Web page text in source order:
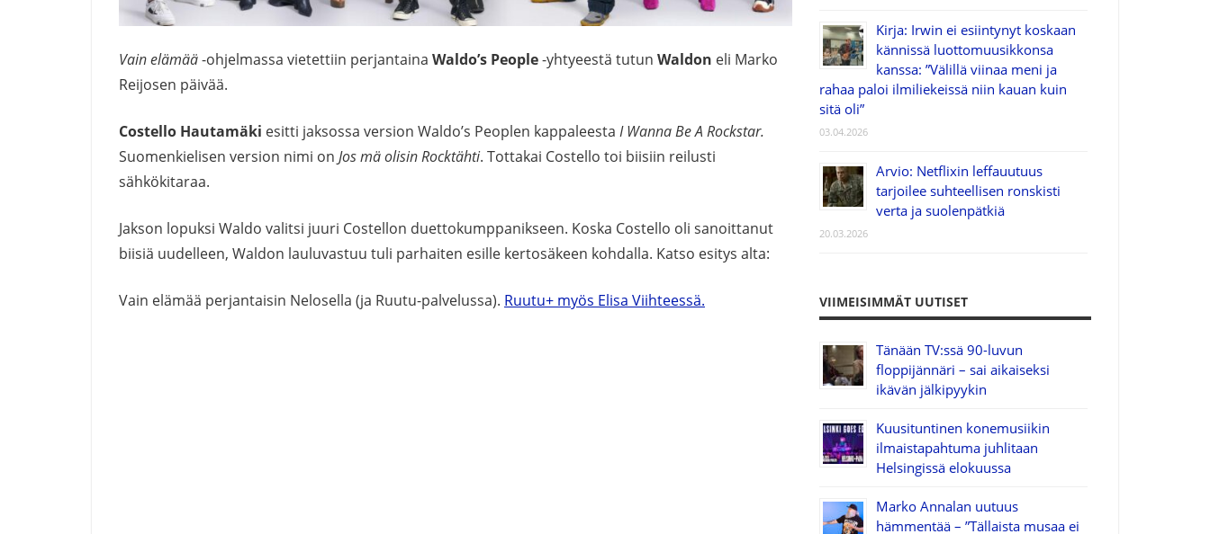
Vain elämää-ohjelmassa vietettiin perjantaina Waldo’s People-yhtyeestä tutun Waldon eli Marko
Reijosen päivää.
Costello Hautamäki esitti jaksossa version Waldo’s Peoplen kappaleesta I Wanna Be A Rockstar.
Suomenkielisen version nimi on Jos mä olisin Rocktähti. Tottakai Costello toi biisiin reilusti
sähkökitaraa.
Jakson lopuksi Waldo valitsi juuri Costellon duettokumppanikseen. Koska Costello oli sanoittanut
biisiä uudelleen, Waldon lauluvastuu tuli parhaiten esille kertosäkeen kohdalla. Katso esitys alta:
Vain elämää perjantaisin Nelosella (ja Ruutu-palvelussa). Ruutu+ myös Elisa Viihteessä.
Kirja: Irwin ei esiintynyt koskaan
kännissä luottomuusikkonsa
kanssa: ”Välillä viinaa meni ja
rahaa paloi ilmiliekeissä niin kauan kuin
sitä oli”
03.04.2026
Arvio: Netflixin leffauutuus
tarjoilee suhteellisen ronskisti
verta ja suolenpätkiä
20.03.2026
VIIMEISIMMÄT UUTISET
Tänään TV:ssä 90-luvun
floppijännäri – sai aikaiseksi
ikävän jälkipyykin
Kuusituntinen konemusiikin
ilmaistapahtuma juhlitaan
Helsingissä elokuussa
Marko Annalan uutuus
hämmentää – ”Tällaista musaa ei